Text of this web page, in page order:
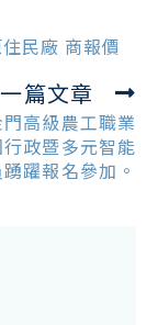
民廠 商報價
篇文章
高級農工職業
政暨多元智能
躍報名參加。